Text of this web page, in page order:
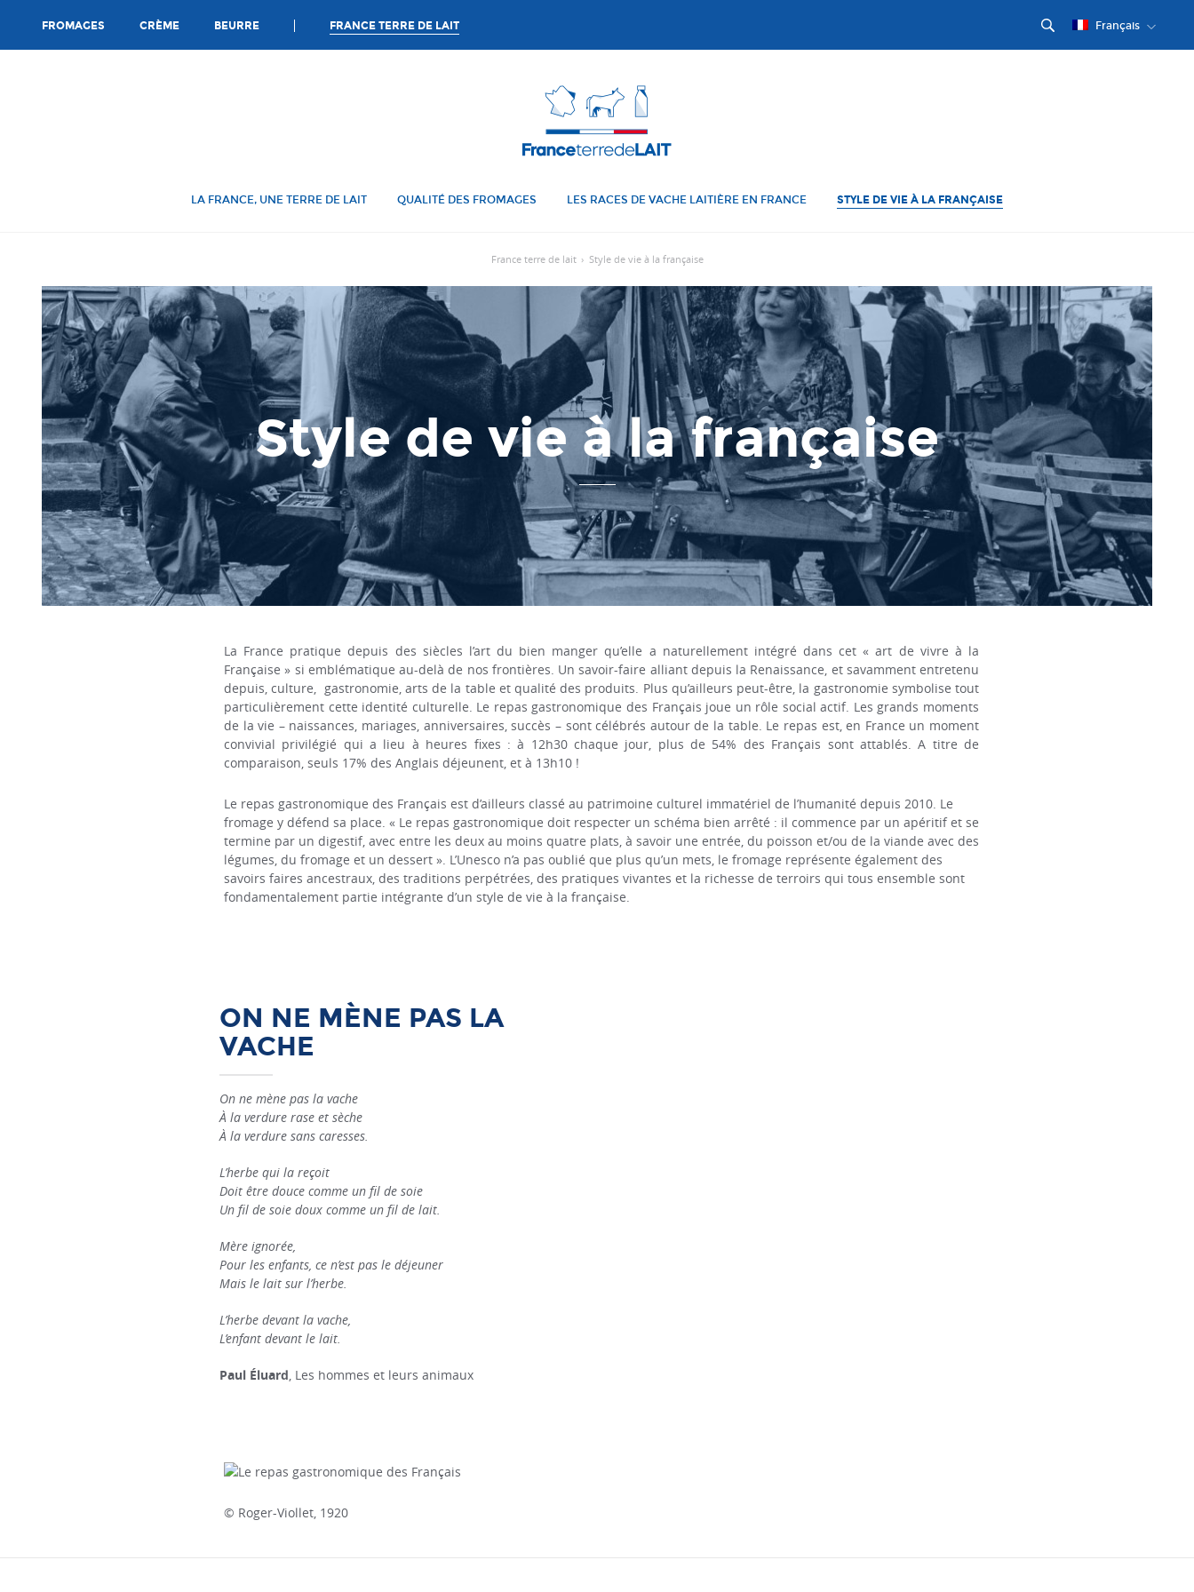
FROMAGES CRÈME BEURRE FRANCE TERRE DE LAIT Français
LA FRANCE, UNE TERRE DE LAIT QUALITÉ DES FROMAGES LES RACES DE VACHE LAITIÈRE EN FRANCE STYLE DE VIE À LA FRANÇAISE
France terre de lait › Style de vie à la française
Style de vie à la française
La France pratique depuis des siècles l’art du bien manger qu’elle a naturellement intégré dans cet « art de vivre à la
Française » si emblématique au-delà de nos frontières. Un savoir-faire alliant depuis la Renaissance, et savamment entretenu
depuis, culture, gastronomie, arts de la table et qualité des produits. Plus qu’ailleurs peut-être, la gastronomie symbolise tout
particulièrement cette identité culturelle. Le repas gastronomique des Français joue un rôle social actif. Les grands moments
de la vie – naissances, mariages, anniversaires, succès – sont célébrés autour de la table. Le repas est, en France un moment
convivial privilégié qui a lieu à heures fixes : à 12h30 chaque jour, plus de 54% des Français sont attablés. A titre de
comparaison, seuls 17% des Anglais déjeunent, et à 13h10 !
Le repas gastronomique des Français est d’ailleurs classé au patrimoine culturel immatériel de l’humanité depuis 2010. Le
fromage y défend sa place. « Le repas gastronomique doit respecter un schéma bien arrêté : il commence par un apéritif et se
termine par un digestif, avec entre les deux au moins quatre plats, à savoir une entrée, du poisson et/ou de la viande avec des
légumes, du fromage et un dessert ». L’Unesco n’a pas oublié que plus qu’un mets, le fromage représente également des
savoirs faires ancestraux, des traditions perpétrées, des pratiques vivantes et la richesse de terroirs qui tous ensemble sont
fondamentalement partie intégrante d’un style de vie à la française.
ON NE MÈNE PAS LA
VACHE
On ne mène pas la vache
À la verdure rase et sèche
À la verdure sans caresses.
L’herbe qui la reçoit
Doit être douce comme un fil de soie
Un fil de soie doux comme un fil de lait.
Mère ignorée,
Pour les enfants, ce n’est pas le déjeuner
Mais le lait sur l’herbe.
L’herbe devant la vache,
L’enfant devant le lait.
Paul Éluard, Les hommes et leurs animaux
© Roger-Viollet, 1920